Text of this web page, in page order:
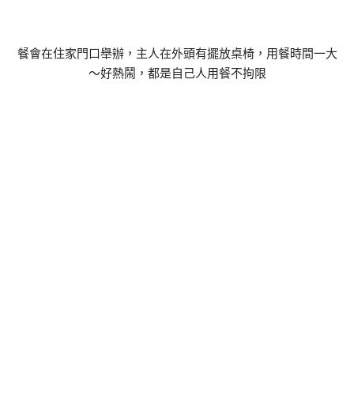
餐會在住家門口舉辦，主人在外頭有擺放桌椅，用餐時間一大
～好熱鬧，都是自己人用餐不拘限